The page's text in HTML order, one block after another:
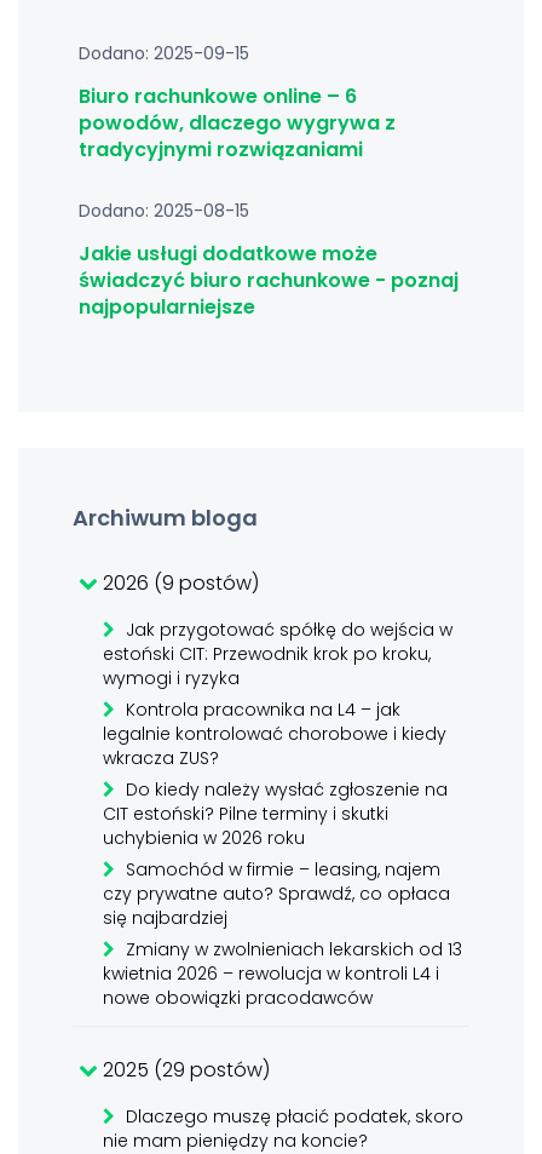
Dodano: 2025-09-15
Biuro rachunkowe online – 6
powodów, dlaczego wygrywa z
tradycyjnymi rozwiązaniami
Dodano: 2025-08-15
Jakie usługi dodatkowe może
świadczyć biuro rachunkowe - poznaj
najpopularniejsze
Archiwum bloga
2026 (9 postów)
Jak przygotować spółkę do wejścia w
estoński CIT: Przewodnik krok po kroku,
wymogi i ryzyka
Kontrola pracownika na L4 – jak
legalnie kontrolować chorobowe i kiedy
wkracza ZUS?
Do kiedy należy wysłać zgłoszenie na
CIT estoński? Pilne terminy i skutki
uchybienia w 2026 roku
Samochód w firmie – leasing, najem
czy prywatne auto? Sprawdź, co opłaca
się najbardziej
Zmiany w zwolnieniach lekarskich od 13
kwietnia 2026 – rewolucja w kontroli L4 i
nowe obowiązki pracodawców
2025 (29 postów)
Dlaczego muszę płacić podatek, skoro
nie mam pieniędzy na koncie?